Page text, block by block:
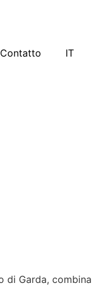
Contatto IT
di Garda,